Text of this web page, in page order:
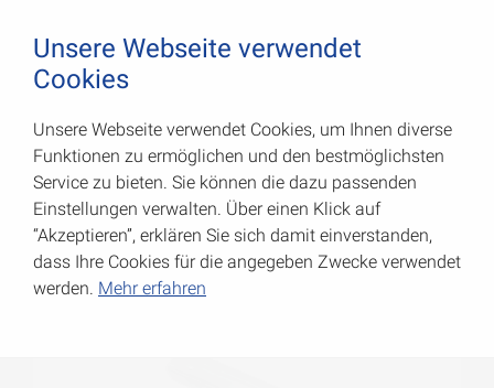
Design-Konsolen
Art.-Nr.: 001137250W
Unsere Webseite verwendet
Cookies
Unsere Webseite verwendet Cookies, um Ihnen diverse
Funktionen zu ermöglichen und den bestmöglichsten
Service zu bieten. Sie können die dazu passenden
Einstellungen verwalten. Über einen Klick auf
“Akzeptieren”, erklären Sie sich damit einverstanden,
dass Ihre Cookies für die angegeben Zwecke verwendet
werden. Mehr erfahren